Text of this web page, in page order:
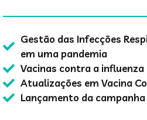
Gestão das Infecções
em uma pandemia
Vacinas contra a
Atualizações em Vacina
Lançamento da